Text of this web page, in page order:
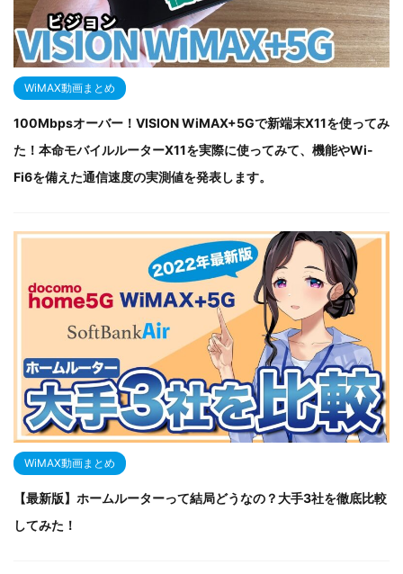
WiMAX動画まとめ
100Mbpsオーバー！VISION WiMAX+5Gで新端末X11を使ってみ
た！本命モバイルルーターX11を実際に使ってみて、機能やWi-
Fi6を備えた通信速度の実測値を発表します。
WiMAX動画まとめ
【最新版】ホームルーターって結局どうなの？大手3社を徹底比較
してみた！